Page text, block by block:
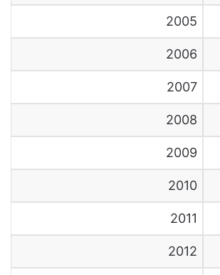
2005
2006
2007
2008
2009
2010
2011
2012